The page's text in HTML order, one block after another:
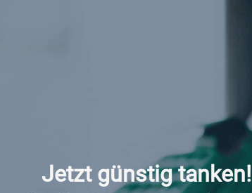
Jetzt günstig tanken!